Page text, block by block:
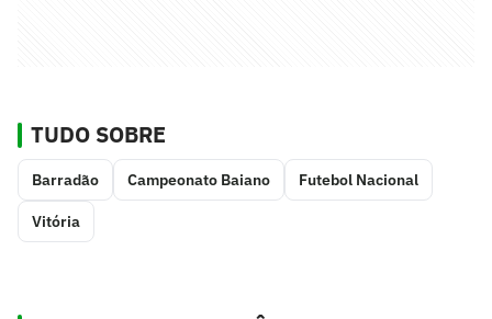
TUDO SOBRE
Barradão Campeonato Baiano Futebol Nacional
Vitória